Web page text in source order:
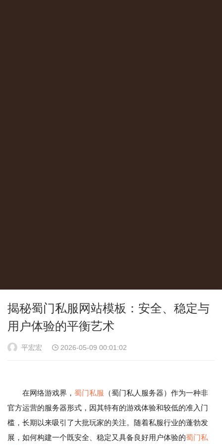
揭秘蜀门私服网站模板：安全、稳定与
用户体验的平衡艺术
平宏宏 2026-05-09 00:01:02
在网络游戏界， 蜀门私服 （蜀门私人服务器）作为一种非
官方运营的服务器形式，因其特有的游戏体验和较低的准入门
槛，长期以来吸引了大批玩家的关注。随着私服行业的蓬勃发
展，如何构建一个既安全、稳定又具备良好用户体验的蜀门私